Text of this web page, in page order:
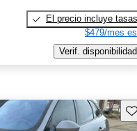
El precio incluye tasas
$479/mes
Verif. disponibilidad